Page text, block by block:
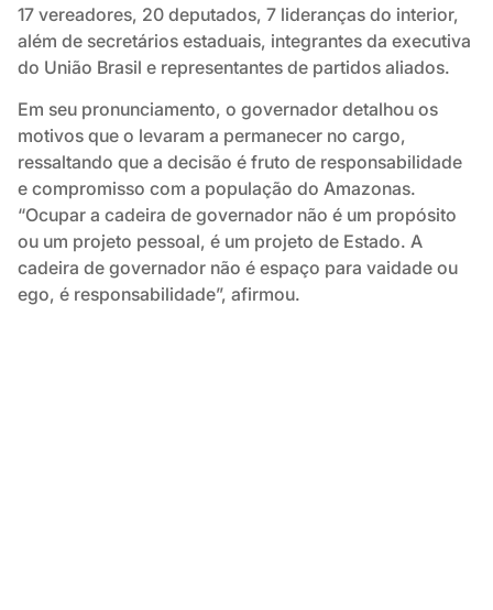
17 vereadores, 20 deputados, 7 lideranças do interior,
além de secretários estaduais, integrantes da executiva
do União Brasil e representantes de partidos aliados.
Em seu pronunciamento, o governador detalhou os
motivos que o levaram a permanecer no cargo,
ressaltando que a decisão é fruto de responsabilidade
e compromisso com a população do Amazonas.
“Ocupar a cadeira de governador não é um propósito
ou um projeto pessoal, é um projeto de Estado. A
cadeira de governador não é espaço para vaidade ou
ego, é responsabilidade”, afirmou.